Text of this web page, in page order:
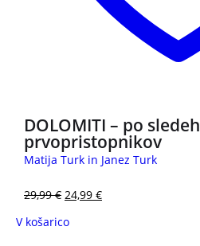
DOLOMITI – po sledeh
prvopristopnikov
Matija Turk in Janez Turk
29,99€ 24,99 €
V košarico